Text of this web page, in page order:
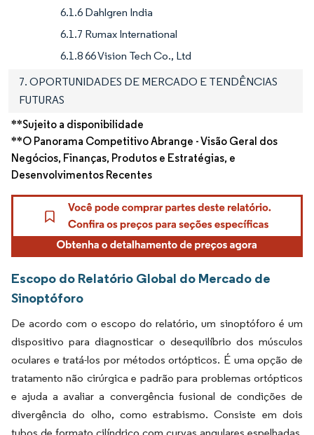
6.1.6 Dahlgren India
6.1.7 Rumax International
6.1.8 66 Vision Tech Co., Ltd
7. OPORTUNIDADES DE MERCADO E TENDÊNCIAS
FUTURAS
**Sujeito a disponibilidade
**O Panorama Competitivo Abrange - Visão Geral dos
Negócios, Finanças, Produtos e Estratégias, e
Desenvolvimentos Recentes
Escopo do Relatório Global do Mercado de
Sinoptóforo
De acordo com o escopo do relatório, um sinoptóforo é um
dispositivo para diagnosticar o desequilíbrio dos músculos
oculares e tratá-los por métodos ortópticos. É uma opção de
tratamento não cirúrgica e padrão para problemas ortópticos
e ajuda a avaliar a convergência fusional de condições de
divergência do olho, como estrabismo. Consiste em dois